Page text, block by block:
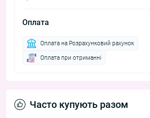
Оплата
Оплата на Розрахунковий рахунок
Оплата при отриманні
Часто купують разом